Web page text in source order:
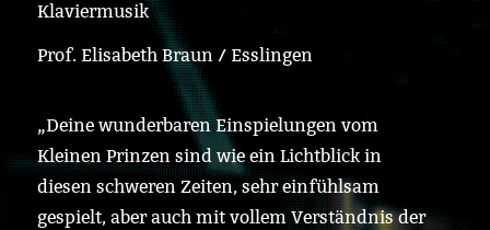
Klaviermusik
Prof. Elisabeth Braun / Esslingen
„Deine wunderbaren Einspielungen vom
Kleinen Prinzen sind wie ein Lichtblick in
diesen schweren Zeiten, sehr einfühlsam
gespielt, aber auch mit vollem Verständnis der